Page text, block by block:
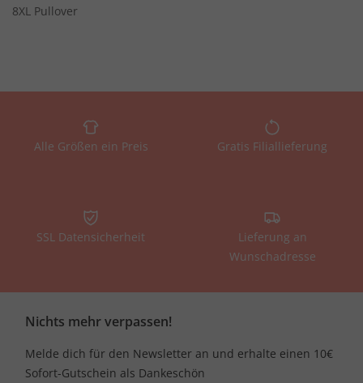
8XL Pullover
Alle Größen ein Preis Gratis Filiallieferung
SSL Datensicherheit
Lieferung an
Wunschadresse
Nichts mehr verpassen!
Melde dich für den Newsletter an und erhalte einen 10€
Sofort-Gutschein als Dankeschön